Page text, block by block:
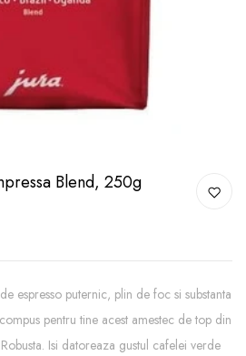
Blend, 250g
espresso puternic, plin de foc si substanta
pentru tine acest amestec de top din
Isi datoreaza gustul cafelei verde